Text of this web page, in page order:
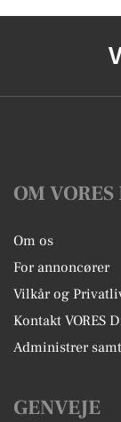
OM
Om os
For annoncører
Vilkår og
Kontakt VORES
Administrer
GENVEJE